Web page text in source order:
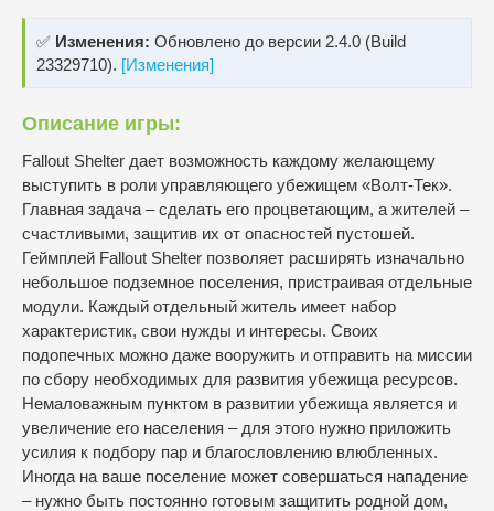
✅ Изменения: Обновлено до версии 2.4.0 (Build
23329710). [Изменения]
Описание игры:
Fallout Shelter дает возможность каждому желающему
выступить в роли управляющего убежищем «Волт-Тек».
Главная задача – сделать его процветающим, а жителей –
счастливыми, защитив их от опасностей пустошей.
Геймплей Fallout Shelter позволяет расширять изначально
небольшое подземное поселения, пристраивая отдельные
модули. Каждый отдельный житель имеет набор
характеристик, свои нужды и интересы. Своих
подопечных можно даже вооружить и отправить на миссии
по сбору необходимых для развития убежища ресурсов.
Немаловажным пунктом в развитии убежища является и
увеличение его населения – для этого нужно приложить
усилия к подбору пар и благословлению влюбленных.
Иногда на ваше поселение может совершаться нападение
– нужно быть постоянно готовым защитить родной дом,